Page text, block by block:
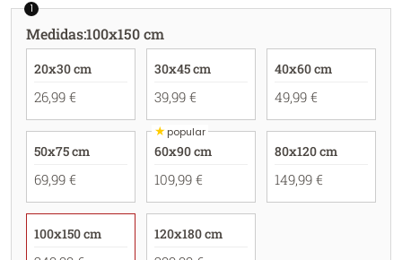
1
Medidas:100x150 cm
20x30 cm
26,99 €
30x45 cm
39,99 €
40x60 cm
49,99 €
50x75 cm
69,99 €
★popular
60x90 cm
109,99 €
80x120 cm
149,99 €
100x150 cm 120x180 cm